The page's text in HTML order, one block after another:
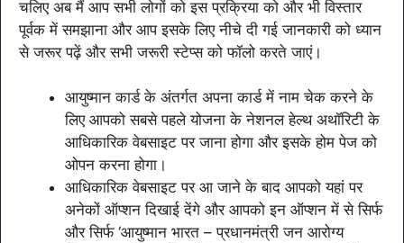
चलिए अब मैं आप सभी लोगों को इस प्रक्रिया को और भी विस्तार
पूर्वक में समझाना और आप इसके लिए नीचे दी गई जानकारी को ध्यान
से जरूर पढ़ें और सभी जरूरी स्टेप्स को फॉलो करते जाएं।
आयुष्मान कार्ड के अंतर्गत अपना कार्ड में नाम चेक करने के
लिए आपको सबसे पहले योजना के नेशनल हेल्थ अथॉरिटी के
आधिकारिक वेबसाइट पर जाना होगा और इसके होम पेज को
ओपन करना होगा।
आधिकारिक वेबसाइट पर आ जाने के बाद आपको यहां पर
अनेकों ऑप्शन दिखाई देंगे और आपको इन ऑप्शन में से सिर्फ
और सिर्फ ‘आयुष्मान भारत – प्रधानमंत्री जन आरोग्य